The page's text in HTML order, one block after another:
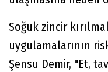
Soğuk zincir
uygulamalarının
Şensu Demir, "Et,